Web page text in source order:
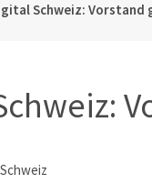
Schweiz: Vorstand